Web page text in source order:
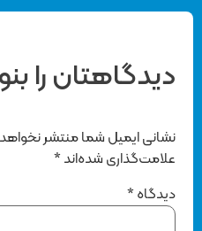
دیدگاهتان را
نشانی ایمیل شما منتشر نخواهد شد.
علامت‌گذاری شده‌اند*
دیدگاه*